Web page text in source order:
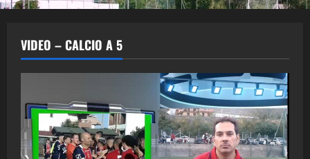
VIDEO – CALCIO A 5